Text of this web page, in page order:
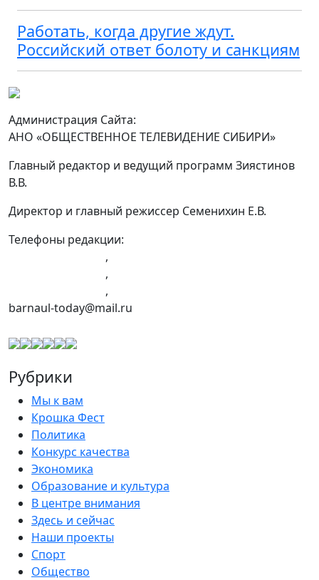
Работать, когда другие ждут.
Российский ответ болоту и санкциям
Администрация Сайта:
АНО «ОБЩЕСТВЕННОЕ ТЕЛЕВИДЕНИЕ СИБИРИ»
Главный редактор и ведущий программ Зиястинов
В.В.
Директор и главный режиссер Семенихин Е.В.
Телефоны редакции:
,
,
,
barnaul-today@mail.ru
Рубрики
Мы к вам
Крошка Фест
Политика
Конкурс качества
Экономика
Образование и культура
В центре внимания
Здесь и сейчас
Наши проекты
Спорт
Общество